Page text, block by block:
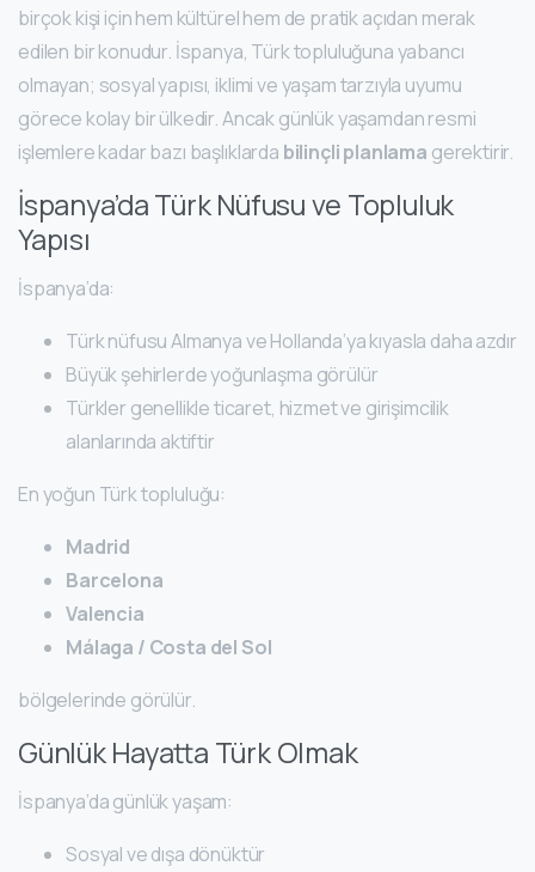
birçok kişi için hem kültürel hem de pratik açıdan merak
edilen bir konudur. İspanya, Türk topluluğuna yabancı
olmayan; sosyal yapısı, iklimi ve yaşam tarzıyla uyumu
görece kolay bir ülkedir. Ancak günlük yaşamdan resmi
işlemlere kadar bazı başlıklarda bilinçli planlama gerektirir.
İspanya’da Türk Nüfusu ve Topluluk
Yapısı
İspanya’da:
Türk nüfusu Almanya ve Hollanda’ya kıyasla daha azdır
Büyük şehirlerde yoğunlaşma görülür
Türkler genellikle ticaret, hizmet ve girişimcilik
alanlarında aktiftir
En yoğun Türk topluluğu:
Madrid
Barcelona
Valencia
Málaga / Costa del Sol
bölgelerinde görülür.
Günlük Hayatta Türk Olmak
İspanya’da günlük yaşam:
Sosyal ve dışa dönüktür